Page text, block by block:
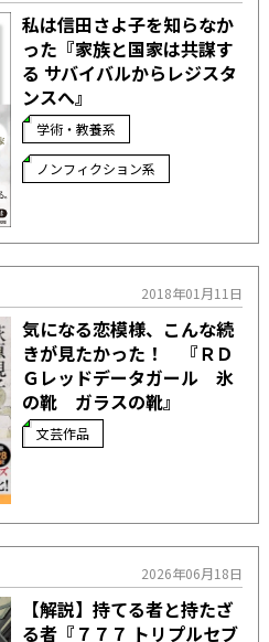
私は信田さよ子を知らなか
った『家族と国家は共謀す
る サバイバルからレジスタ
ンスへ』
学術・教養系
ノンフィクション系
2018年01月11日
気になる恋模様、こんな続
きが見たかった！ 『ＲＤ
Ｇレッドデータガール 氷
の靴 ガラスの靴』
文芸作品
2026年06月18日
【解説】持てる者と持たざ
る者――『７７７ トリプルセブ